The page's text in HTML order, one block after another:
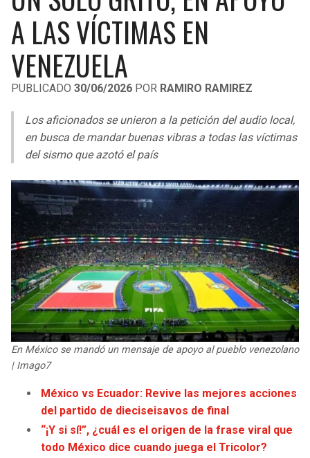
LIGA DE EXPANSIÓN MX
LEAGUES CUP
UEFA EUROPA LEAGUE
UEFA CONFERENCE LEAGUE
MLS
COPA SUDAMERICANA
LIGA BETPLAY
OTRAS LIGAS
RAIDERS
CHARGERS
BENGALS
BROWNS
STEELERS
TEXANS
COLTS
JAGUARS
COWBOYS
GIANTS
CAVALIERS
PISTONS
BUCKS
HAWKS
HORNETS
HEAT
MAGIC
WIZARDS
CLIPPERS
LAKERS
A LAS VÍCTIMAS EN
VENEZUELA
PUBLICADO 30/06/2026 POR RAMIRO RAMIREZ
Los aficionados se unieron a la petición del audio local,
en busca de mandar buenas vibras a todas las víctimas
del sismo que azotó el país
En México se mandó un mensaje de apoyo al pueblo venezolano
| Imago7
México vs Ecuador: Revive las mejores acciones
del partido de dieciseisavos de final
“¡Y si sí!”, ¿cuál es el origen de la frase viral que
todo México dice cuando juega el Tricolor?